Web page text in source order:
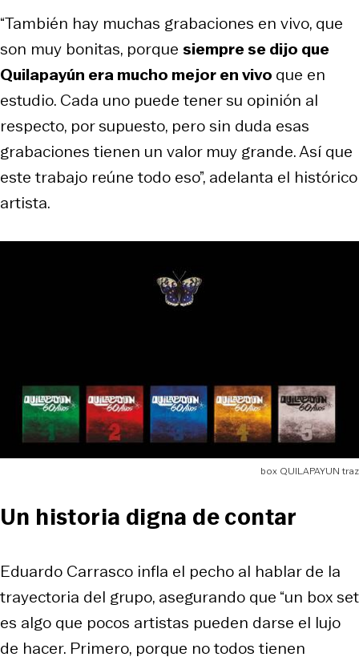
“También hay muchas grabaciones en vivo, que
son muy bonitas, porque siempre se dijo que
Quilapayún era mucho mejor en vivo que en
estudio. Cada uno puede tener su opinión al
respecto, por supuesto, pero sin duda esas
grabaciones tienen un valor muy grande. Así que
este trabajo reúne todo eso”, adelanta el histórico
artista.
box QUILAPAYUN traz
Un historia digna de contar
Eduardo Carrasco infla el pecho al hablar de la
trayectoria del grupo, asegurando que “un box set
es algo que pocos artistas pueden darse el lujo
de hacer. Primero, porque no todos tienen